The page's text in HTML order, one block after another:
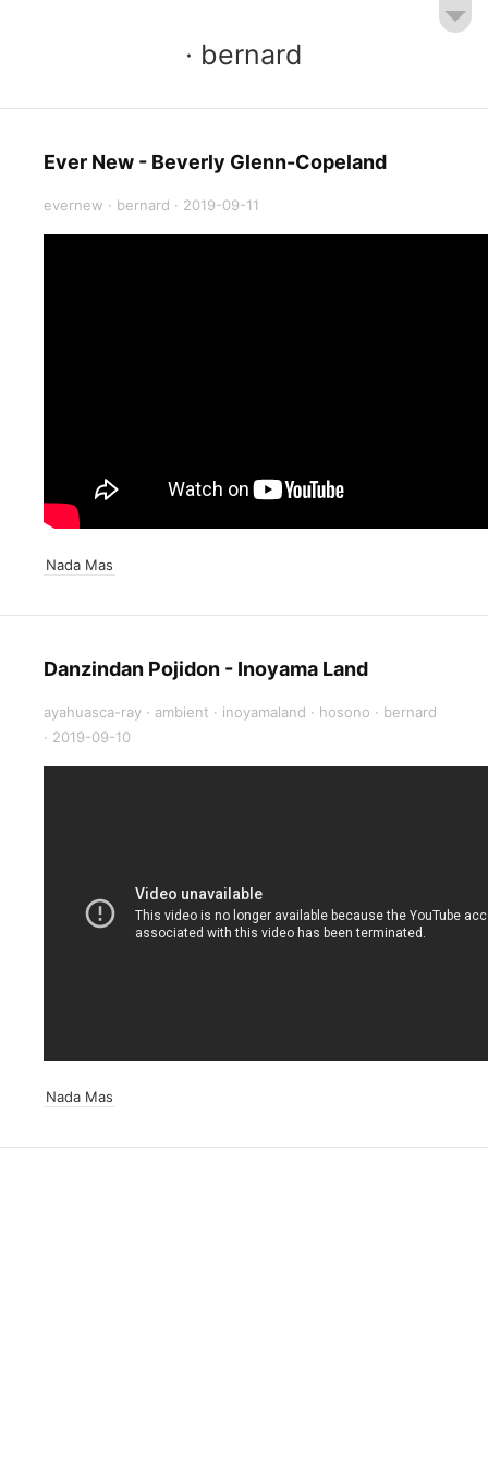
· bernard
Ever New - Beverly Glenn-Copeland
evernew · bernard · 2019-09-11
Nada Mas
Danzindan Pojidon - Inoyama Land
ayahuasca-ray · ambient · inoyamaland · hosono · bernard
· 2019-09-10
Nada Mas